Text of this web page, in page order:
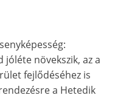
jóléte növekszik, az a
fejlődéséhez is
a Hetedik